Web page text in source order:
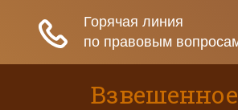
Взвешенное